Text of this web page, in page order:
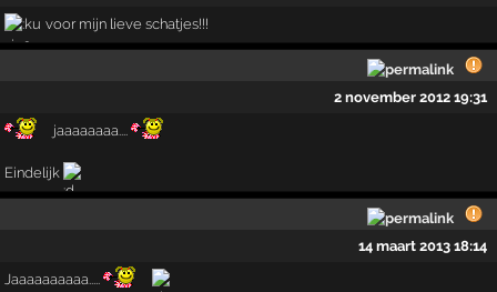
voor mijn lieve schatjes!!!
2 november 2012 19:31
jaaaaaaaa....
Eindelijk
14 maart 2013 18:14
Jaaaaaaaaaa.....